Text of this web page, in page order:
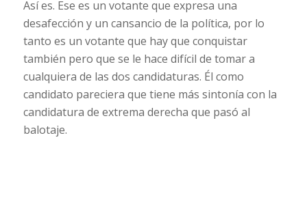
Así es. Ese es un votante que expresa una
desafección y un cansancio de la política, por lo
tanto es un votante que hay que conquistar
también pero que se le hace difícil de tomar a
cualquiera de las dos candidaturas. Él como
candidato pareciera que tiene más sintonía con la
candidatura de extrema derecha que pasó al
balotaje.